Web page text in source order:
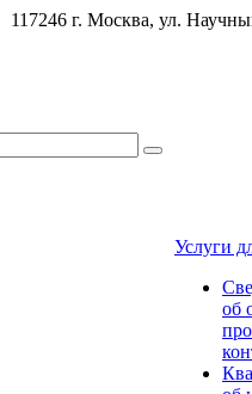
117246 г. Москва, ул.
Услуги
об